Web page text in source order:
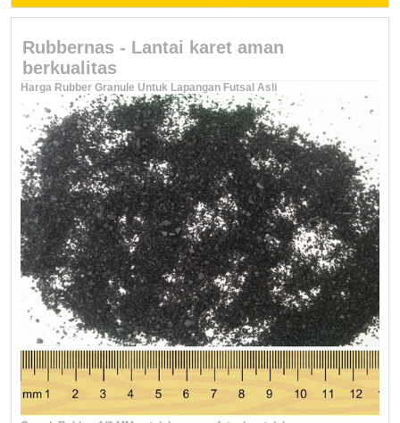
Rubbernas - Lantai karet aman
berkualitas
Harga Rubber Granule Untuk Lapangan Futsal Asli